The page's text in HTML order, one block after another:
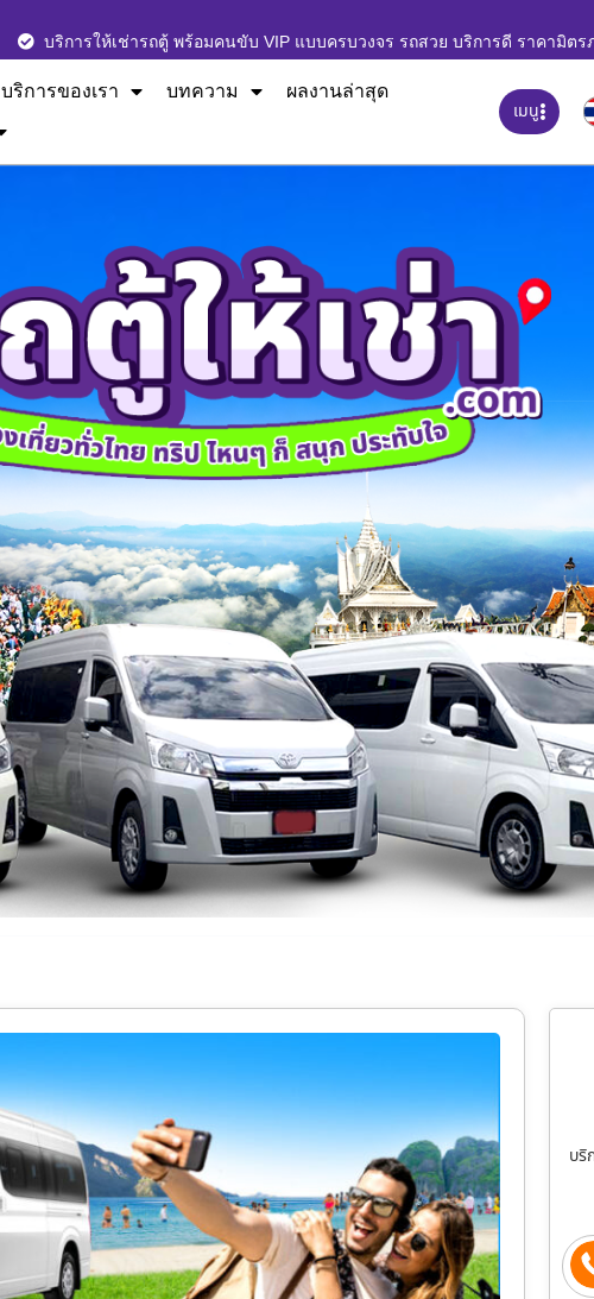
บริการให้เช่ารถตู้ พร้อมคนขับ VIP แบบครบวงจร รถสวย บริการดี ราคามิตร
บริการของเรา บทความ
ผลงานล่าสุด
เมนู
บริ